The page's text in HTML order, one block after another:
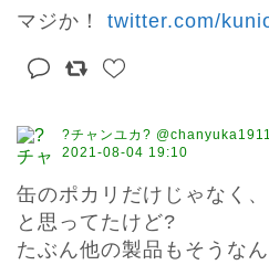
マジか！ twitter.com/
?チャンユカ?
2021-08-04 19:10
缶のポカリだけじゃなく
と思ってたけど?
たぶん他の製品もそうな